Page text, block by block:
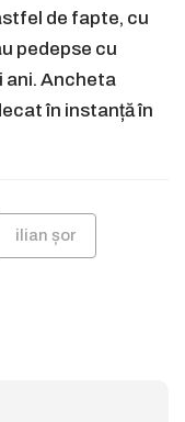
de fapte, cu
pedepse cu
ani. Ancheta
în instanță în
ilian șor